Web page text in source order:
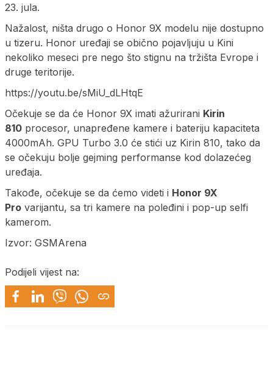
23. jula.
Nažalost, ništa drugo o Honor 9X modelu nije dostupno
u tizeru. Honor uređaji se obično pojavljuju u Kini
nekoliko meseci pre nego što stignu na tržišta Evrope i
druge teritorije.
https://youtu.be/sMiU_dLHtqE
Očekuje se da će Honor 9X imati ažurirani Kirin
810 procesor, unapređene kamere i bateriju kapaciteta
4000mAh. GPU Turbo 3.0 će stići uz Kirin 810, tako da
se očekuju bolje gejming performanse kod dolazećeg
uređaja.
Takođe, očekuje se da ćemo videti i Honor 9X
Pro varijantu, sa tri kamere na poleđini i pop-up selfi
kamerom.
Izvor: GSMArena
Podijeli vijest na: